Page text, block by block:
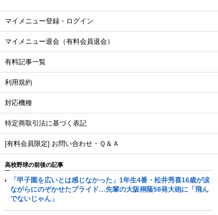
マイメニュー登録・ログイン
マイメニュー退会（有料会員退会）
有料記事一覧
利用規約
対応機種
特定商取引法に基づく表記
[有料会員限定] お問い合わせ・Ｑ＆Ａ
高校野球の前後の記事
「甲子園を広いとは感じなかった」1年生4番・松井秀喜16歳が涙
ながらにのぞかせたプライド…先輩の大阪桐蔭58発大砲に「飛ん
でないじゃん」